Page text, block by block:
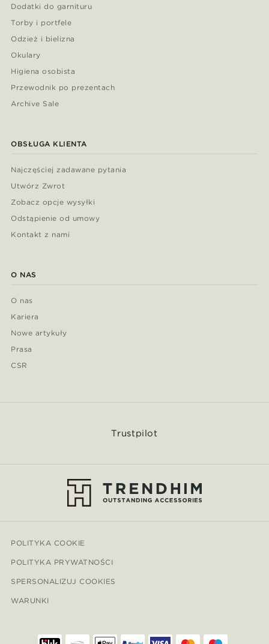
Dodatki do garnituru
Torby i portfele
Odzież i bielizna
Okulary
Higiena osobista
Przewodnik po prezentach
Archive Sale
OBSŁUGA KLIENTA
Najczęściej zadawane pytania
Utwórz Zwrot
Zobacz opcje wysyłki
Odstąpienie od umowy
Kontakt z nami
O NAS
O nas
Kariera
Nowe artykuły
Prasa
CSR
Trustpilot
POLITYKA COOKIE
POLITYKA PRYWATNOŚCI
SPERSONALIZUJ COOKIES
WARUNKI